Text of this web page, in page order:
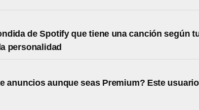
de Spotify que tiene una canción según
personalidad
anuncios aunque seas Premium? Este